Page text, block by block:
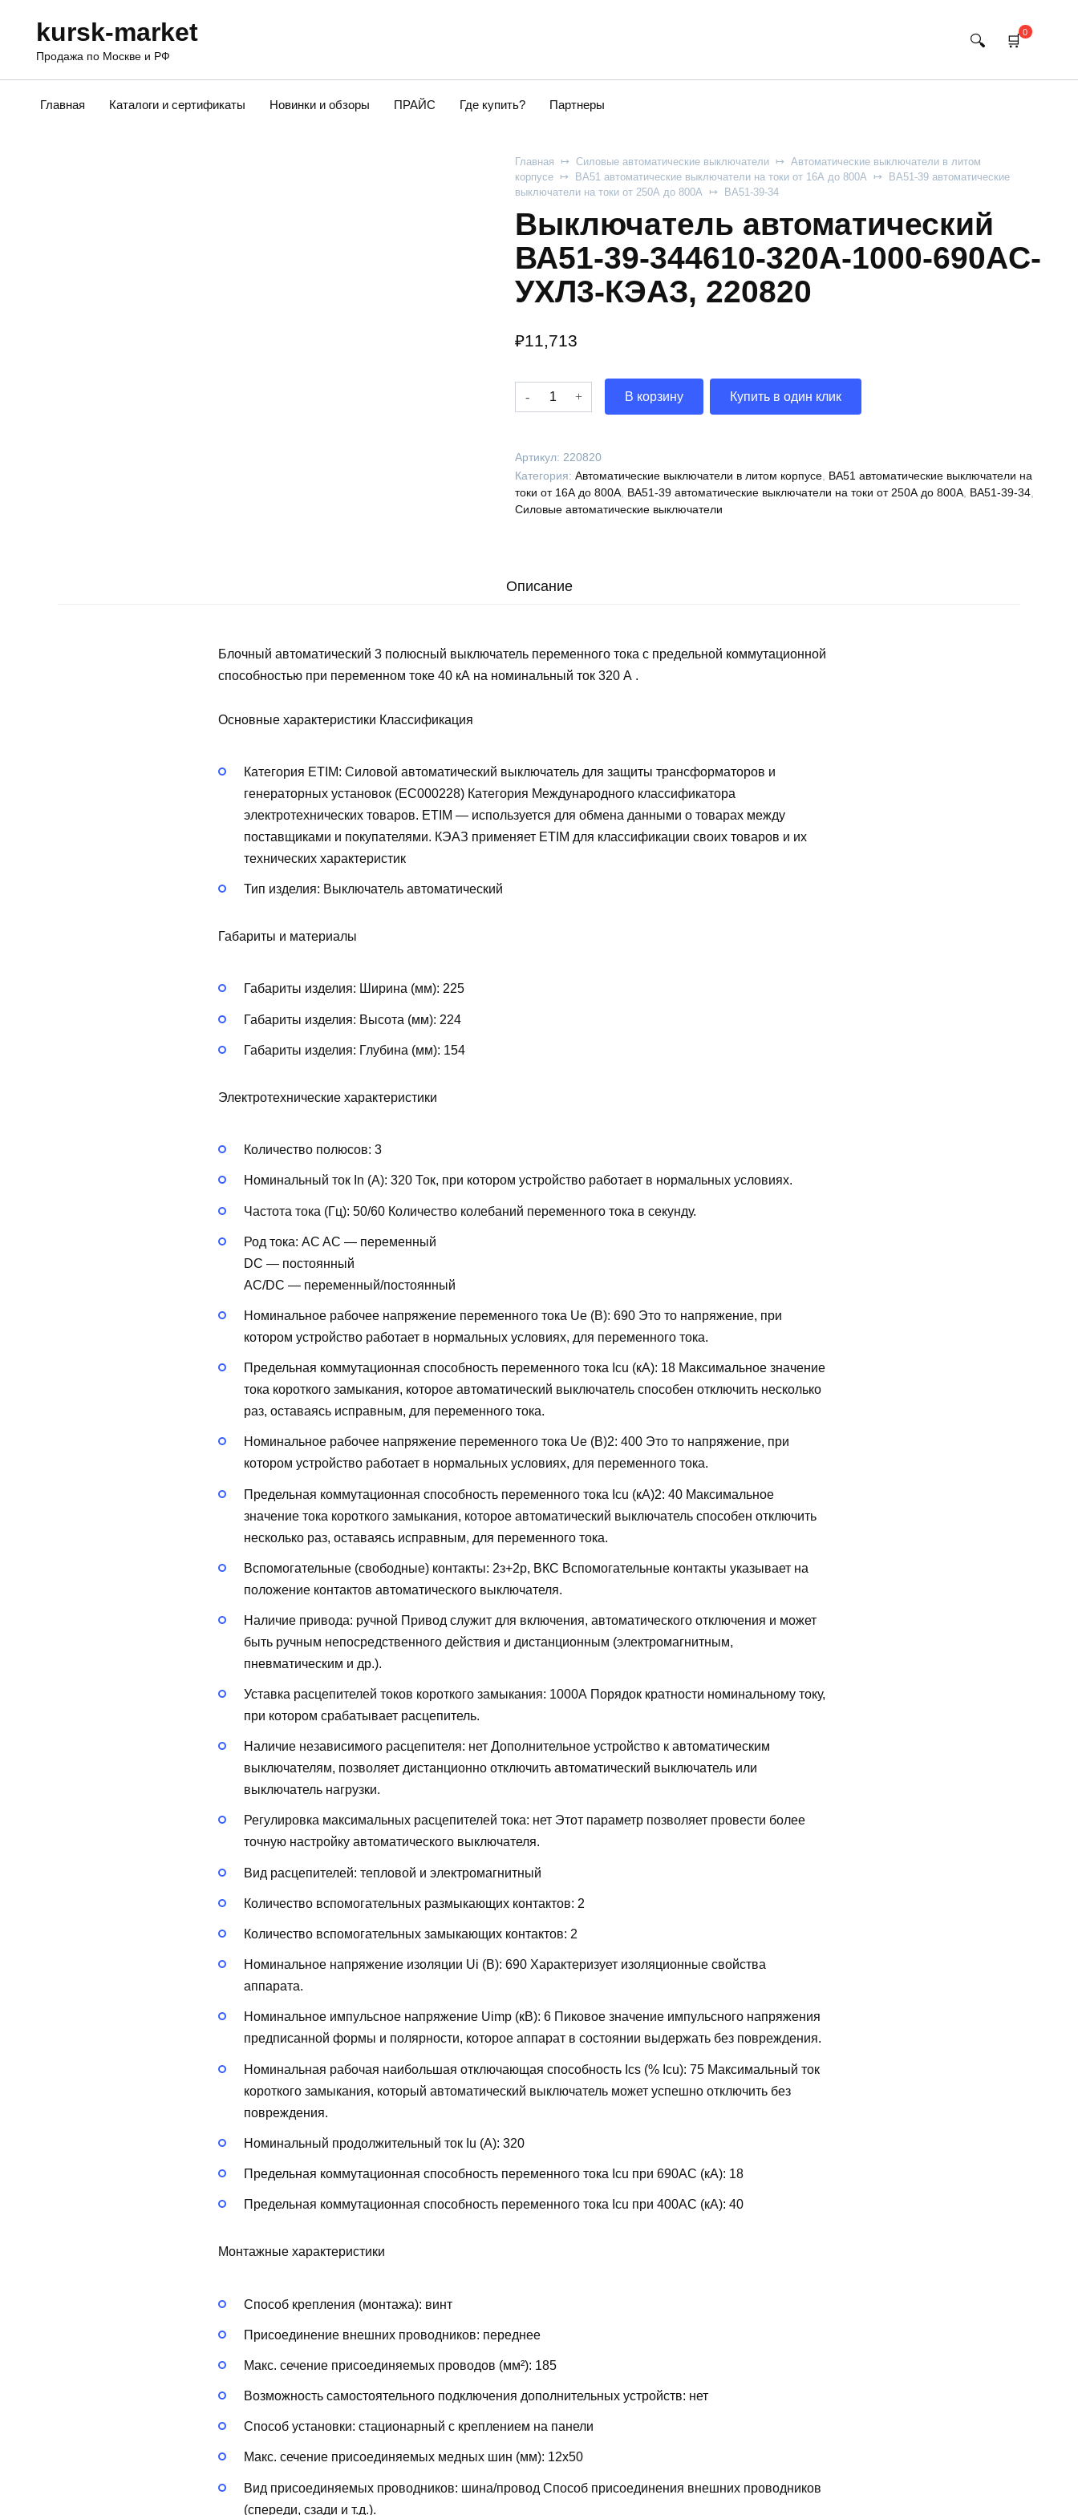
kursk-market
Продажа по Москве и РФ
0
Главная Каталоги и сертификаты Новинки и обзоры ПРАЙС Где купить? Партнеры
Главная Силовые автоматические выключатели
Автоматические выключатели в литом
корпусе
ВА51 автоматические выключатели на токи от 16А до 800А
ВА51-39 автоматические
выключатели на токи от 250А до 800А
ВА51-39-34
Выключатель автоматический
ВА51-39-344610-320А-1000-690AC-
УХЛ3-КЭАЗ, 220820
₽11,713
Количество
Выключатель
39-
344610-
320А-1000-
220820
В корзину Купить в один клик
Артикул: 220820
Категория: Автоматические выключатели в литом корпусе, ВА51 автоматические выключатели на
токи от 16А до 800А, ВА51-39 автоматические выключатели на токи от 250А до 800А, ВА51-39-34,
Силовые автоматические выключатели
Описание
Блочный автоматический 3 полюсный выключатель переменного тока с предельной коммутационной
способностью при переменном токе 40 кА на номинальный ток 320 А .
Основные характеристики Классификация
Категория ETIM: Силовой автоматический выключатель для защиты трансформаторов и
генераторных установок (EC000228) Категория Международного классификатора
электротехнических товаров. ETIM — используется для обмена данными о товарах между
поставщиками и покупателями. КЭАЗ применяет ETIM для классификации своих товаров и их
технических характеристик
Тип изделия: Выключатель автоматический
Габариты и материалы
Габариты изделия: Ширина (мм): 225
Габариты изделия: Высота (мм): 224
Габариты изделия: Глубина (мм): 154
Электротехнические характеристики
Количество полюсов: 3
Номинальный ток In (А): 320 Ток, при котором устройство работает в нормальных условиях.
Частота тока (Гц): 50/60 Количество колебаний переменного тока в секунду.
Род тока: AC AC — переменный
DC — постоянный
AC/DC — переменный/постоянный
Номинальное рабочее напряжение переменного тока Ue (В): 690 Это то напряжение, при
котором устройство работает в нормальных условиях, для переменного тока.
Предельная коммутационная способность переменного тока Icu (кА): 18 Максимальное значение
тока короткого замыкания, которое автоматический выключатель способен отключить несколько
раз, оставаясь исправным, для переменного тока.
Номинальное рабочее напряжение переменного тока Ue (В)2: 400 Это то напряжение, при
котором устройство работает в нормальных условиях, для переменного тока.
Предельная коммутационная способность переменного тока Icu (кА)2: 40 Максимальное
значение тока короткого замыкания, которое автоматический выключатель способен отключить
несколько раз, оставаясь исправным, для переменного тока.
Вспомогательные (свободные) контакты: 2з+2р, ВКС Вспомогательные контакты указывает на
положение контактов автоматического выключателя.
Наличие привода: ручной Привод служит для включения, автоматического отключения и может
быть ручным непосредственного действия и дистанционным (электромагнитным,
пневматическим и др.).
Уставка расцепителей токов короткого замыкания: 1000А Порядок кратности номинальному току,
при котором срабатывает расцепитель.
Наличие независимого расцепителя: нет Дополнительное устройство к автоматическим
выключателям, позволяет дистанционно отключить автоматический выключатель или
выключатель нагрузки.
Регулировка максимальных расцепителей тока: нет Этот параметр позволяет провести более
точную настройку автоматического выключателя.
Вид расцепителей: тепловой и электромагнитный
Количество вспомогательных размыкающих контактов: 2
Количество вспомогательных замыкающих контактов: 2
Номинальное напряжение изоляции Ui (В): 690 Характеризует изоляционные свойства
аппарата.
Номинальное импульсное напряжение Uimp (кВ): 6 Пиковое значение импульсного напряжения
предписанной формы и полярности, которое аппарат в состоянии выдержать без повреждения.
Номинальная рабочая наибольшая отключающая способность Ics (% Icu): 75 Максимальный ток
короткого замыкания, который автоматический выключатель может успешно отключить без
повреждения.
Номинальный продолжительный ток Iu (А): 320
Предельная коммутационная способность переменного тока Icu при 690AC (кА): 18
Предельная коммутационная способность переменного тока Icu при 400АС (кА): 40
Монтажные характеристики
Способ крепления (монтажа): винт
Присоединение внешних проводников: переднее
Макс. сечение присоединяемых проводов (мм²): 185
Возможность самостоятельного подключения дополнительных устройств: нет
Способ установки: стационарный с креплением на панели
Макс. сечение присоединяемых медных шин (мм): 12х50
Вид присоединяемых проводников: шина/провод Способ присоединения внешних проводников
(спереди, сзади и т.д.).